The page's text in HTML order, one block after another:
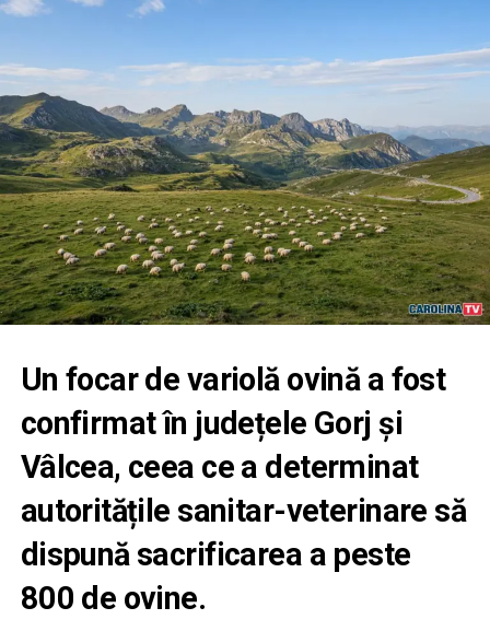
Un focar de variolă ovină a fost
confirmat în județele Gorj și
Vâlcea, ceea ce a determinat
autoritățile sanitar-veterinare să
dispună sacrificarea a peste
800 de ovine.